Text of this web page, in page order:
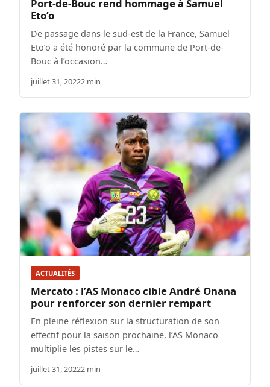
Port-de-Bouc rend hommage à Samuel
Eto’o
De passage dans le sud-est de la France, Samuel
Eto’o a été honoré par la commune de Port-de-
Bouc à l’occasion…
juillet 31, 20222 min
ACTUALITÉS
Mercato : l’AS Monaco cible André Onana
pour renforcer son dernier rempart
En pleine réflexion sur la structuration de son
effectif pour la saison prochaine, l’AS Monaco
multiplie les pistes sur le…
juillet 31, 20222 min